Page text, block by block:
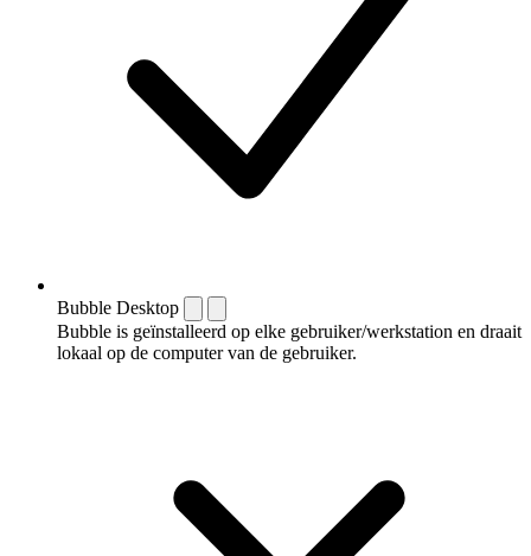
Bubble Desktop
Bubble is geïnstalleerd op elke gebruiker/werkstation en draait
lokaal op de computer van de gebruiker.